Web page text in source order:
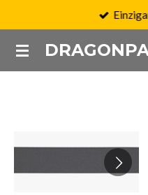
springen